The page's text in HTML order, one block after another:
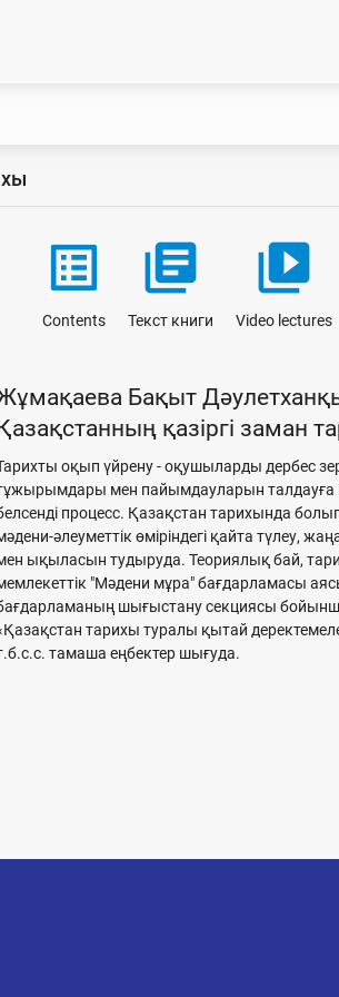
list_alt
Contents
library_books
Текст книги
video_library
Video lectures
Бақыт
қазіргі заман
оқып үйрену - оқушыларды дербес
мен пайымдауларын талдауға
процесс. Қазақстан тарихында
әлеуметтік өміріндегі қайта түлеу,
ықыласын тудыруда. Теориялық бай,
"Мәдени мұра" бағдарламасы
шығыстану секциясы
тарихы туралы қытай
тамаша еңбектер шығуда.